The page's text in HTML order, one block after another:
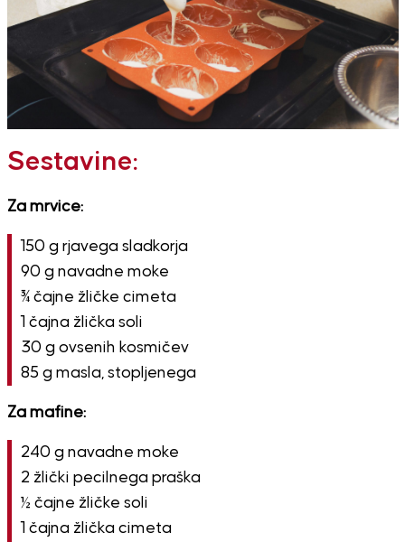
Sestavine:
Za mrvice:
150 g rjavega sladkorja
90 g navadne moke
¾ čajne žličke cimeta
1 čajna žlička soli
30 g ovsenih kosmičev
85 g masla, stopljenega
Za mafine:
240 g navadne moke
2 žlički pecilnega praška
½ čajne žličke soli
1 čajna žlička cimeta